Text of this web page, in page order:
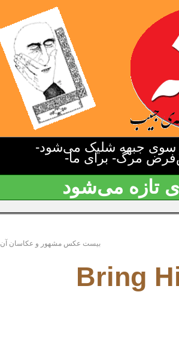
سوی جبهه شلیک می‌شود-
مرگ- برای ما-
تازه می‌شود
بیست عکس مشهور و عکاسان آن
Bring